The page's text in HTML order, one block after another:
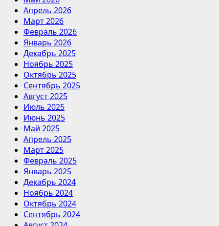
Апрель 2026
Март 2026
Февраль 2026
Январь 2026
Декабрь 2025
Ноябрь 2025
Октябрь 2025
Сентябрь 2025
Август 2025
Июль 2025
Июнь 2025
Май 2025
Апрель 2025
Март 2025
Февраль 2025
Январь 2025
Декабрь 2024
Ноябрь 2024
Октябрь 2024
Сентябрь 2024